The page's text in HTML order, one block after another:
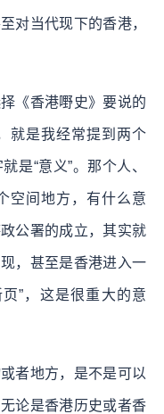
对当代现下的香港，
《香港嘢史》要说的
就是我经常提到两个
是“意义”。那个人、
空间地方，有什么意
公署的成立，其实就
，甚至是香港进入一
”，这是很重大的意
者地方，是不是可以
论是香港历史或者香